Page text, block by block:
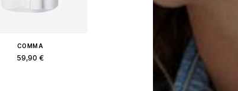
COMMA
59,90 €